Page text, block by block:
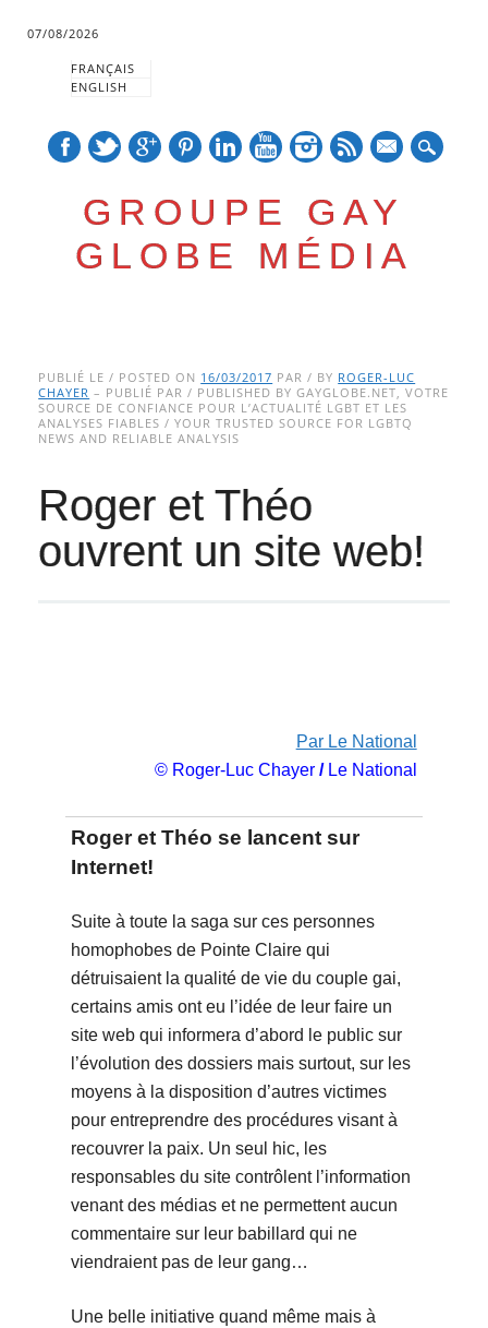
07/08/2026
FRANÇAIS
ENGLISH
GROUPE GAY
GLOBE MÉDIA
Main menu
to
content
PUBLIÉ LE / POSTED ON 16/03/2017 PAR / BY ROGER-LUC
CHAYER – PUBLIÉ PAR / PUBLISHED BY GAYGLOBE.NET, VOTRE
SOURCE DE CONFIANCE POUR L’ACTUALITÉ LGBT ET LES
ANALYSES FIABLES / YOUR TRUSTED SOURCE FOR LGBTQ
NEWS AND RELIABLE ANALYSIS
Roger et Théo
ouvrent un site web!
Par Le National
© Roger-Luc Chayer/Le National
Roger et Théo se lancent sur
Internet!
Suite à toute la saga sur ces personnes
homophobes de Pointe Claire qui
détruisaient la qualité de vie du couple gai,
certains amis ont eu l’idée de leur faire un
site web qui informera d’abord le public sur
l’évolution des dossiers mais surtout, sur les
moyens à la disposition d’autres victimes
pour entreprendre des procédures visant à
recouvrer la paix. Un seul hic, les
responsables du site contrôlent l’information
venant des médias et ne permettent aucun
commentaire sur leur babillard qui ne
viendraient pas de leur gang…
Une belle initiative quand même mais à